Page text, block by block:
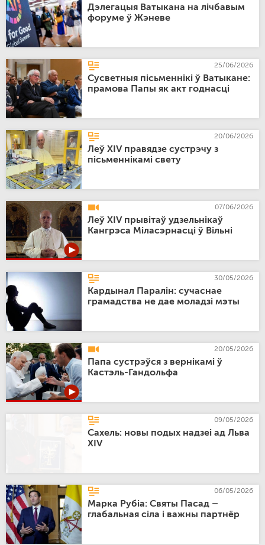
Дэлегацыя Ватыкана на лічбавым
форуме ў Жэневе
25/06/2026
Сусветныя пісьменнікі ў Ватыкане:
прамова Папы як акт годнасці
20/06/2026
Леў XIV правядзе сустрэчу з
пісьменнікамі свету
07/06/2026
Леў XIV прывітаў удзельнікаў
Кангрэса Міласэрнасці ў Вільні
30/05/2026
Кардынал Паралін: сучаснае
грамадства не дае моладзі мэты
20/05/2026
Папа сустрэўся з вернікамі ў
Кастэль-Гандольфа
09/05/2026
Сахель: новы подых надзеі ад Льва
XIV
06/05/2026
Марка Рубіа: Святы Пасад –
глабальная сіла і важны партнёр